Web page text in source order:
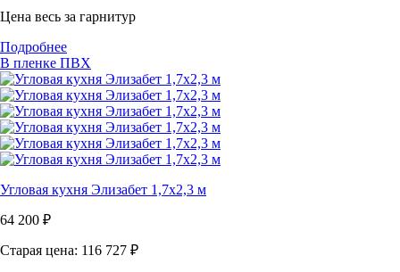
Цена весь за гарнитур
Подробнее
В пленке ПВХ
Угловая кухня Элизабет 1,7х2,3 м
64 200 ₽
Старая цена: 116 727 ₽